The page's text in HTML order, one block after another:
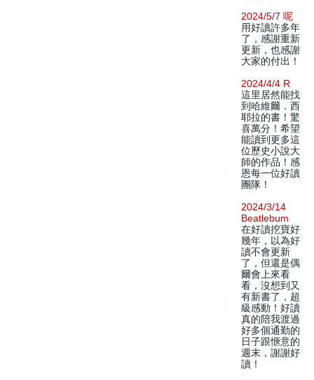
2024/5/7 呢
用好讀許多年
了，感謝重新
更新，也感謝
大家的付出！
2024/4/4 R
這里居然能找
到哈維爾．西
耶拉的書！驚
喜萬分！希望
能讀到更多這
位歷史小說大
師的作品！感
恩每一位好讀
團隊！
2024/3/14
Beatlebum
在好讀挖寶好
幾年，以為好
讀不會更新
了，但還是偶
爾會上來看
看，沒想到又
有新書了，超
級感動！好讀
真的陪我渡過
好多個通勤的
日子跟愜意的
週末，謝謝好
讀！